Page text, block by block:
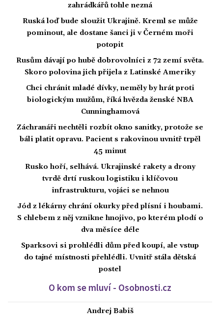
zahrádkářů tohle nezná
Ruská loď bude sloužit Ukrajině. Kreml se může
pominout, ale dostane šanci ji v Černém moři
potopit
Rusům dávají po hubě dobrovolníci z 72 zemí světa.
Skoro polovina jich přijela z Latinské Ameriky
Chci chránit mladé dívky, neměly by hrát proti
biologickým mužům, říká hvězda ženské NBA
Cunninghamová
Záchranáři nechtěli rozbít okno sanitky, protože se
báli platit opravu. Pacient s rakovinou uvnitř trpěl
45 minut
Rusko hoří, selhává. Ukrajinské rakety a drony
tvrdě drtí ruskou logistiku i klíčovou
infrastrukturu, vojáci se nehnou
Jód z lékárny chrání okurky před plísní i houbami.
S chlebem z něj vznikne hnojivo, po kterém plodí o
dva měsíce déle
Sparksovi si prohlédli dům před koupí, ale vstup
do tajné místnosti přehlédli. Uvnitř stála dětská
postel
O kom se mluví - Osobnosti.cz
Andrej Babiš